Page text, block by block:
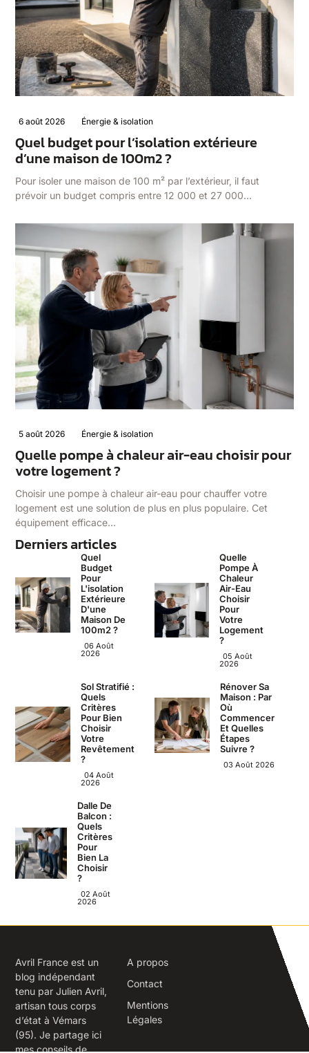
6 août 2026 Énergie & isolation
Quel budget pour l’isolation extérieure
d’une maison de 100m2 ?
Pour isoler une maison de 100 m² par l’extérieur, il faut
prévoir un budget compris entre 12 000 et 27 000…
5 août 2026 Énergie & isolation
Quelle pompe à chaleur air-eau choisir pour
votre logement ?
Choisir une pompe à chaleur air-eau pour chauffer votre
logement est une solution de plus en plus populaire. Cet
équipement efficace…
Derniers articles
Quel
Budget
Pour
L'isolation
Extérieure
D'une
Maison De
100m2 ?
06 Août
2026
Quelle
Pompe À
Chaleur
Air-Eau
Choisir
Pour
Votre
Logement
?
05 Août
2026
Sol Stratifié :
Quels
Critères
Pour Bien
Choisir
Votre
Revêtement
?
04 Août
2026
Rénover Sa
Maison : Par
Où
Commencer
Et Quelles
Étapes
Suivre ?
03 Août 2026
Dalle De
Balcon :
Quels
Critères
Pour
Bien La
Choisir
?
02 Août
2026
Avril France est un
blog indépendant
tenu par Julien Avril,
artisan tous corps
d’état à Vémars
(95). Je partage ici
mes conseils de
A propos
Contact
Mentions
Légales